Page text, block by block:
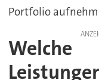
Portfolio
Welche